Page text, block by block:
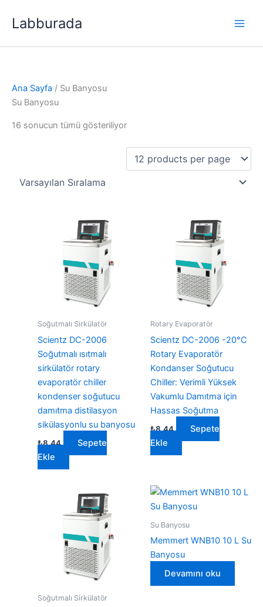
atlaLabburada
Ana Sayfa / Su Banyosu
Su Banyosu
16 sonucun tümü gösteriliyor
Soğutmalı Sirkülatör
Scientz DC-2006
Soğutmalı ısıtmalı
sirkülatör rotary
evaporatör chiller
kondenser soğutucu
damıtma distilasyon
sikülasyonlu su banyosu
₺8,44
Sepete
Ekle
Rotary Evaporatör
Scientz DC-2006 -20°C
Rotary Evaporatör
Kondanser Soğutucu
Chiller: Verimli Yüksek
Vakumlu Damıtma için
Hassas Soğutma
₺8,44
Sepete
Ekle
Soğutmalı Sirkülatör
Su Banyosu
Memmert WNB10 10 L Su
Banyosu
Devamını oku